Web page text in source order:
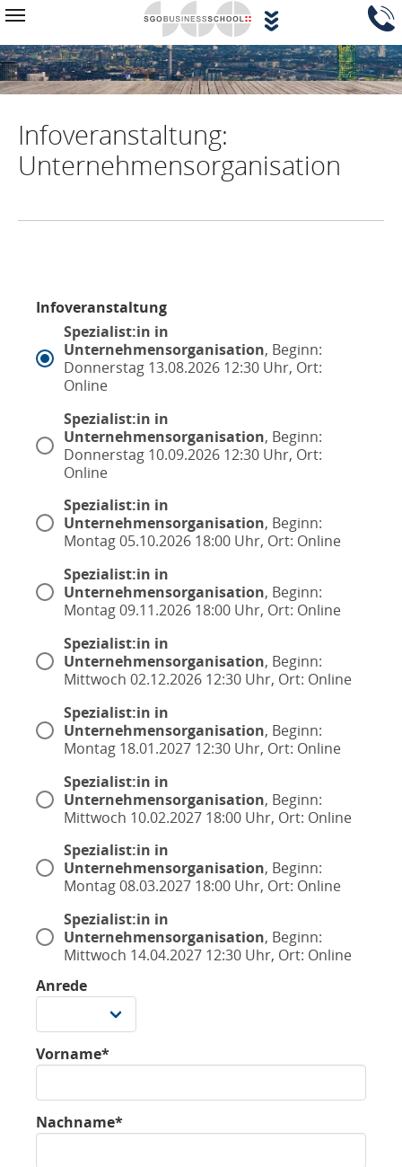
Zum Hauptinhalt springen
Navigationsblock überspringen
Toggle navigation
Infoveranstaltung:
Unternehmensorganisation
Infoveranstaltung
Spezialist:in in
Unternehmensorganisation, Beginn:
Donnerstag 13.08.2026 12:30 Uhr, Ort:
Online
Spezialist:in in
Unternehmensorganisation, Beginn:
Donnerstag 10.09.2026 12:30 Uhr, Ort:
Online
Spezialist:in in
Unternehmensorganisation, Beginn:
Montag 05.10.2026 18:00 Uhr, Ort: Online
Spezialist:in in
Unternehmensorganisation, Beginn:
Montag 09.11.2026 18:00 Uhr, Ort: Online
Spezialist:in in
Unternehmensorganisation, Beginn:
Mittwoch 02.12.2026 12:30 Uhr, Ort: Online
Spezialist:in in
Unternehmensorganisation, Beginn:
Montag 18.01.2027 12:30 Uhr, Ort: Online
Spezialist:in in
Unternehmensorganisation, Beginn:
Mittwoch 10.02.2027 18:00 Uhr, Ort: Online
Spezialist:in in
Unternehmensorganisation, Beginn:
Montag 08.03.2027 18:00 Uhr, Ort: Online
Spezialist:in in
Unternehmensorganisation, Beginn:
Mittwoch 14.04.2027 12:30 Uhr, Ort: Online
Anrede
Vorname*
Nachname*